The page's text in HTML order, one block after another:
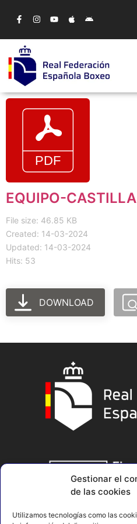
Gestionar el
de las cookies
Utilizamos tecnologías como las
EQUIPO-
File size: 46.85 KB
Created: 14-03-2024
Updated: 14-03-2024
Hits: 53
DOWNLOAD